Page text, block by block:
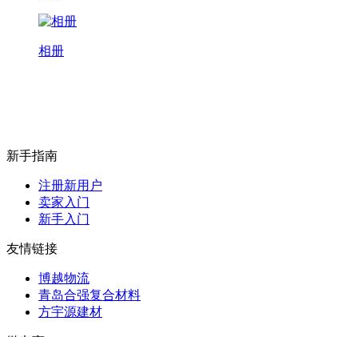
相册
新手指南
注册新用户
卖家入门
新手入门
友情链接
博越物流
青岛合强复合材料
方宇源建材